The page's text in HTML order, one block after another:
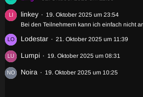
linkey
19. Oktober 2025 um 23:54
Bei den Teilnehmern kann ich einfach nicht
Lodestar 21. Oktober 2025 um 11:39
Lumpi 19. Oktober 2025 um 08:31
Noira 19. Oktober 2025 um 10:25